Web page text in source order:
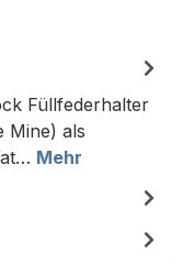
Füllfederhalter
Mine) als
Mehr